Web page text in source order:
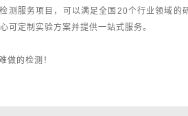
测服务项目，可以满足全国20个行业领域
可定制实验方案并提供一站式服务。
做的检测！